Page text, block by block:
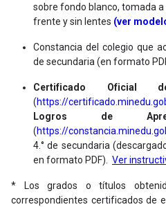
sobre fondo blanco, tomada
frente y sin lentes (ver
Constancia del colegio que
de secundaria (en formato
Certificado Oficial
(https://
Logros de
(https://
4.° de secundaria
en formato PDF).
Ver
* Los grados o títulos
correspondientes certificados de